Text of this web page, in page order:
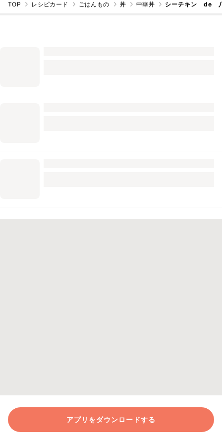
TOP レシピカード ごはんもの 丼 中華丼 シーチキン de
アプリをダウンロードする